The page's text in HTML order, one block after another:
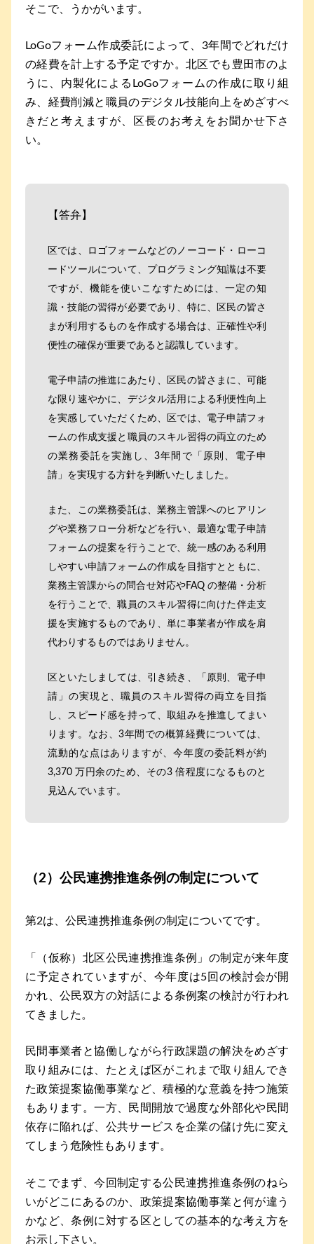
そこで、うかがいます。
LoGoフォーム作成委託によって、3年間でどれだけ
の経費を計上する予定ですか。北区でも豊田市のよ
うに、内製化によるLoGoフォームの作成に取り組
み、経費削減と職員のデジタル技能向上をめざすべ
きだと考えますが、区長のお考えをお聞かせ下さ
い。
【答弁】
区では、ロゴフォームなどのノーコード・ローコ
ードツールについて、プログラミング知識は不要
ですが、機能を使いこなすためには、一定の知
識・技能の習得が必要であり、特に、区民の皆さ
まが利用するものを作成する場合は、正確性や利
便性の確保が重要であると認識しています。
電子申請の推進にあたり、区民の皆さまに、可能
な限り速やかに、デジタル活用による利便性向上
を実感していただくため、区では、電子申請フォ
ームの作成支援と職員のスキル習得の両立のため
の業務委託を実施し、3年間で「原則、電子申
請」を実現する方針を判断いたしました。
また、この業務委託は、業務主管課へのヒアリン
グや業務フロー分析などを行い、最適な電子申請
フォームの提案を行うことで、統一感のある利用
しやすい申請フォームの作成を目指すとともに、
業務主管課からの問合せ対応やFAQ の整備・分析
を行うことで、職員のスキル習得に向けた伴走支
援を実施するものであり、単に事業者が作成を肩
代わりするものではありません。
区といたしましては、引き続き、「原則、電子申
請」の実現と、職員のスキル習得の両立を目指
し、スピード感を持って、取組みを推進してまい
ります。なお、3年間での概算経費については、
流動的な点はありますが、今年度の委託料が約
3,370 万円余のため、その3 倍程度になるものと
見込んでいます。
（2）公民連携推進条例の制定について
第2は、公民連携推進条例の制定についてです。
「（仮称）北区公民連携推進条例」の制定が来年度
に予定されていますが、今年度は5回の検討会が開
かれ、公民双方の対話による条例案の検討が行われ
てきました。
民間事業者と協働しながら行政課題の解決をめざす
取り組みには、たとえば区がこれまで取り組んでき
た政策提案協働事業など、積極的な意義を持つ施策
もあります。一方、民間開放で過度な外部化や民間
依存に陥れば、公共サービスを企業の儲け先に変え
てしまう危険性もあります。
そこでまず、今回制定する公民連携推進条例のねら
いがどこにあるのか、政策提案協働事業と何が違う
かなど、条例に対する区としての基本的な考え方を
お示し下さい。